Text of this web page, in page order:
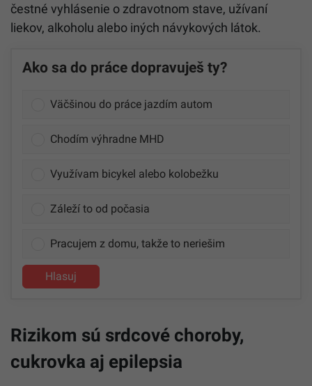
čestné vyhlásenie o zdravotnom stave, užívaní
liekov, alkoholu alebo iných návykových látok.
Ako sa do práce dopravuješ ty?
Väčšinou do práce jazdím autom
Chodím výhradne MHD
Využívam bicykel alebo kolobežku
Záleží to od počasia
Pracujem z domu, takže to neriešim
Hlasuj
Rizikom sú srdcové choroby,
cukrovka aj epilepsia